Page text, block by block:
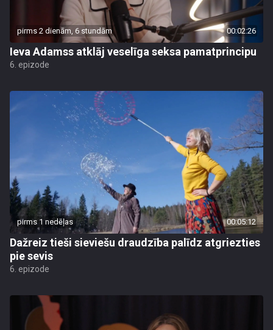
pirms 2 dienām, 6 stundām 00:02:26
Ieva Adamss atklāj veselīga seksa pamatprincipu
6. epizode
pirms 1 nedēļas 00:05:12
Dažreiz tieši sieviešu draudzība palīdz atgriezties
pie sevis
6. epizode